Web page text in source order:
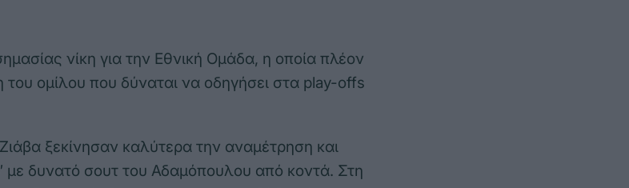
νίκη για την Εθνική Ομάδα, η οποία πλέον
του ομίλου που δύναται να οδηγήσει στα play-offs
ξεκίνησαν καλύτερα την αναμέτρηση και
με δυνατό σουτ του Αδαμόπουλου από κοντά. Στη